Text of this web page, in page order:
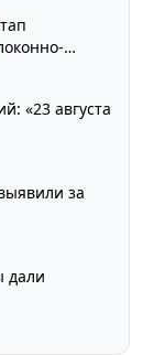
«23 августа
за
дали